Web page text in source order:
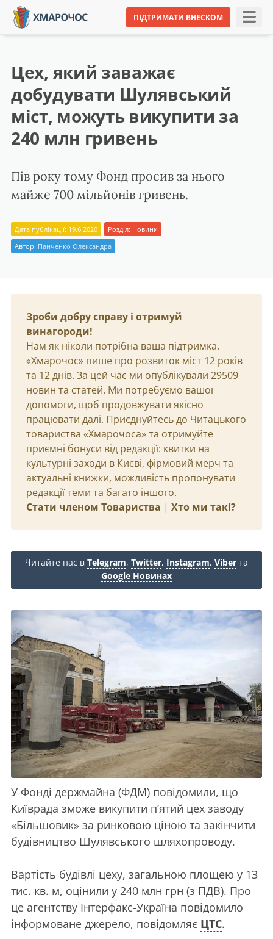
ПІДТРИМАТИ ВНЕСКОМ
Цех, який заважає
добудувати Шулявський
міст, можуть викупити за
240 млн гривень
Пів року тому Фонд просив за нього
майже 700 мільйонів гривень.
Дата публікації: 19.6.2020 Розділ: Новини
Автор: Панченко Олександра
Зроби добру справу і отримуй
винагороди!
Нам як ніколи потрібна ваша підтримка.
«Хмарочос» пише про розвиток міст 12 років
та 12 днів. За цей час ми опублікували 29509
новин та статей. Ми потребуємо вашої
допомоги, щоб продовжувати якісно
працювати далі. Приєднуйтесь до Читацького
товариства «Хмарочоса» та отримуйте
приємні бонуси від редакції: квитки на
культурні заходи в Києві, фірмовий мерч та
актуальні книжки, можливість пропонувати
редакції теми та багато іншого.
Стати членом Товариства | Хто ми такі?
Читайте нас в Telegram, Twitter, Instagram, Viber та
Google Новинах
У Фонді держмайна (ФДМ) повідомили, що
Київрада зможе викупити п’ятий цех заводу
«Більшовик» за ринковою ціною та закінчити
будівництво Шулявського шляхопроводу.
Вартість будівлі цеху, загальною площею у 13
тис. кв. м, оцінили у 240 млн грн (з ПДВ). Про
це агентству Інтерфакс-Україна повідомило
інформоване джерело, повідомляє ЦТС.